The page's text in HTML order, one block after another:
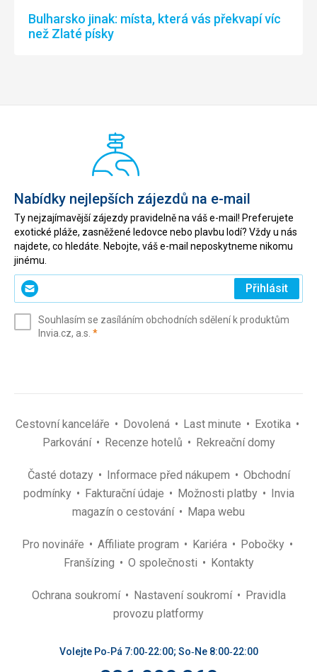
Bulharsko jinak: místa, která vás překvapí víc
než Zlaté písky
Nabídky nejlepších zájezdů na e-mail
Ty nejzajímavější zájezdy pravidelně na váš e-mail! Preferujete
exotické pláže, zasněžené ledovce nebo plavbu lodí? Vždy u nás
najdete, co hledáte. Nebojte, váš e-mail neposkytneme nikomu
jinému.
Zadejte
svůj
(povinné)
Přihlásit
Souhlasím se zasíláním obchodních sdělení k produktům
Invia.cz, a.s. *(povinné)
Cestovní kanceláře Dovolená Last minute
Exotika
Parkování
Recenze hotelů Rekreační domy
Časté dotazy Informace před nákupem
Obchodní
podmínky
Fakturační údaje Možnosti platby
Invia
magazín o cestování
Mapa webu
Pro novináře Affiliate program Kariéra
Pobočky
Franšízing
O společnosti Kontakty
Ochrana soukromí Nastavení soukromí
Pravidla
provozu platformy
Volejte Po‑Pá 7:00‑22:00; So‑Ne 8:00‑22:00